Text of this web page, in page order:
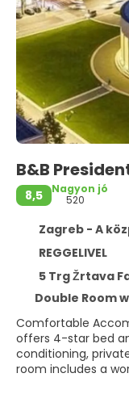
B&B
8,5
Nagyon jó
520
Zagreb - A
REGGELIVEL
5 Trg Žrtava
Double Room
Comfortable Accommodations
offers 4-star bed
conditioning,
room includes a
hairdryers, and